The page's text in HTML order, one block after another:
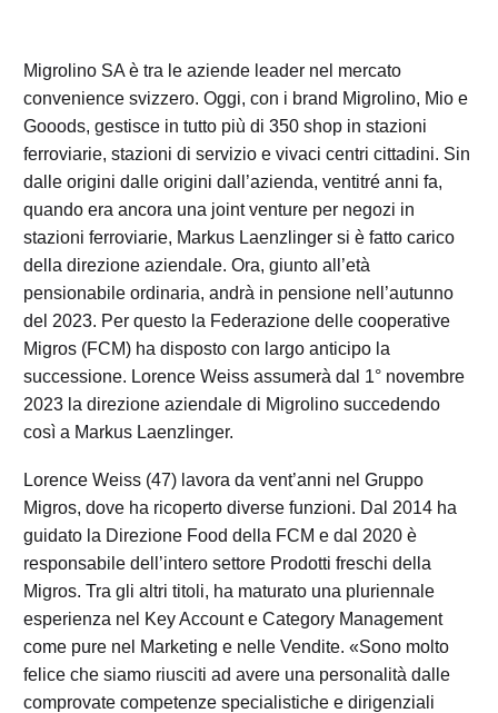
Migrolino SA è tra le aziende leader nel mercato
convenience svizzero. Oggi, con i brand Migrolino, Mio e
Gooods, gestisce in tutto più di 350 shop in stazioni
ferroviarie, stazioni di servizio e vivaci centri cittadini. Sin
dalle origini dalle origini dall’azienda, ventitré anni fa,
quando era ancora una joint venture per negozi in
stazioni ferroviarie, Markus Laenzlinger si è fatto carico
della direzione aziendale. Ora, giunto all’età
pensionabile ordinaria, andrà in pensione nell’autunno
del 2023. Per questo la Federazione delle cooperative
Migros (FCM) ha disposto con largo anticipo la
successione. Lorence Weiss assumerà dal 1° novembre
2023 la direzione aziendale di Migrolino succedendo
così a Markus Laenzlinger.
Lorence Weiss (47) lavora da vent’anni nel Gruppo
Migros, dove ha ricoperto diverse funzioni. Dal 2014 ha
guidato la Direzione Food della FCM e dal 2020 è
responsabile dell’intero settore Prodotti freschi della
Migros. Tra gli altri titoli, ha maturato una pluriennale
esperienza nel Key Account e Category Management
come pure nel Marketing e nelle Vendite. «Sono molto
felice che siamo riusciti ad avere una personalità dalle
comprovate competenze specialistiche e dirigenziali